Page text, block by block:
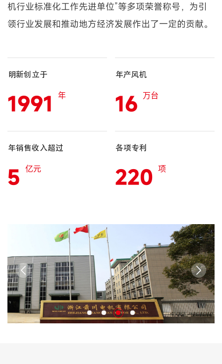
机行业标准化工作先进单位”等多项荣誉称号，为引
领行业发展和推动地方经济发展作出了一定的贡献。
明新创立于
1991 年
年产风机
16 万台
年销售收入超过
5 亿元
各项专利
220 项